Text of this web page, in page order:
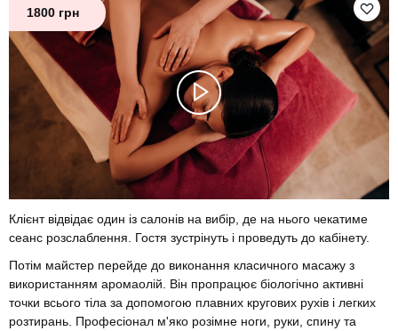
1800 грн
Клієнт відвідає один із салонів на вибір, де на нього чекатиме
сеанс розслаблення. Гостя зустрінуть і проведуть до кабінету.
Потім майстер перейде до виконання класичного масажу з
використанням аромаолій. Він пропрацює біологічно активні
точки всього тіла за допомогою плавних кругових рухів і легких
розтирань. Професіонал м'яко розімне ноги, руки, спину та